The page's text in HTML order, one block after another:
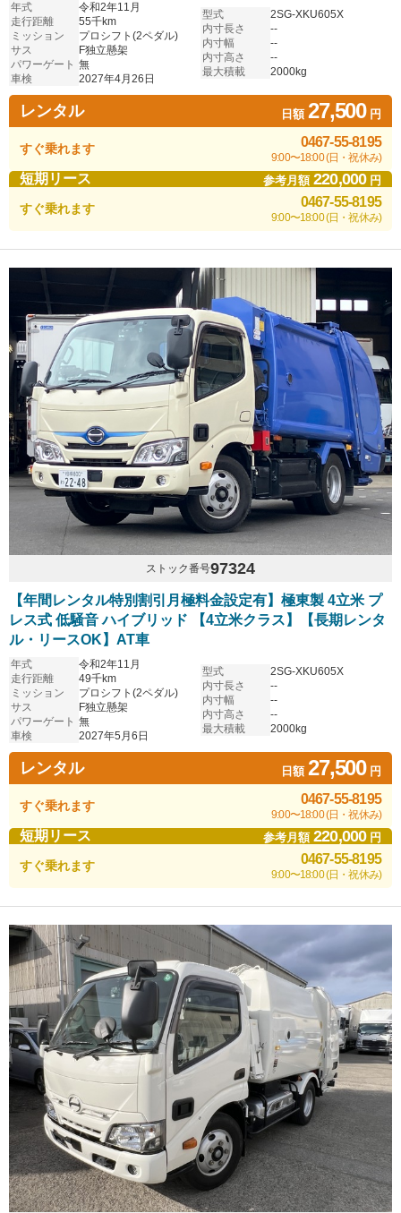
年式
令和2年11月
走行距離
55千km
ミッション
プロシフト(2ペダル)
サス
F独立懸架
パワーゲート 無
車検
2027年4月26日
型式
2SG-XKU605X
内寸長さ
--
内寸幅
--
内寸高さ
--
最大積載
2000kg
レンタル 日額27,500円
すぐ乗れます 0467-55-8195
9:00〜18:00 (日・祝休み)
短期リース 参考月額220,000円
すぐ乗れます 0467-55-8195
9:00〜18:00 (日・祝休み)
ストック番号97324
【年間レンタル特別割引月極料金設定有】極東製 4立米 プ
レス式 低騒音 ハイブリッド 【4立米クラス】【長期レンタ
ル・リースOK】AT車
年式
令和2年11月
走行距離
49千km
ミッション
プロシフト(2ペダル)
サス
F独立懸架
パワーゲート 無
車検
2027年5月6日
型式
2SG-XKU605X
内寸長さ
--
内寸幅
--
内寸高さ
--
最大積載
2000kg
レンタル 日額27,500円
すぐ乗れます 0467-55-8195
9:00〜18:00 (日・祝休み)
短期リース 参考月額220,000円
すぐ乗れます 0467-55-8195
9:00〜18:00 (日・祝休み)